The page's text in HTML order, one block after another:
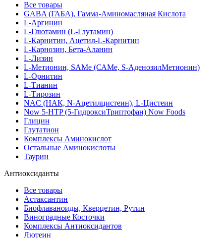
Все товары
GABA (ГАБА), Гамма-Аминомасляная Кислота
L-Аргинин
L-Глютамин (L-Глутамин)
L-Карнитин, Ацетил-L-Карнитин
L-Карнозин, Бета-Аланин
L-Лизин
L-Метионин, SAMe (САМе, S-АденозилМетионин)
L-Орнитин
L-Тианин
L-Тирозин
NAC (НАК, N-Ацетилцистеин), L-Цистеин
Now 5-HTP (5-ГидроксиТриптофан) Now Foods
Глицин
Глутатион
Комплексы Аминокислот
Остальные Аминокислоты
Таурин
Антиоксиданты
Все товары
Астаксантин
Биофлаваноиды, Кверцетин, Рутин
Виноградные Косточки
Комплексы Антиоксидантов
Лютеин